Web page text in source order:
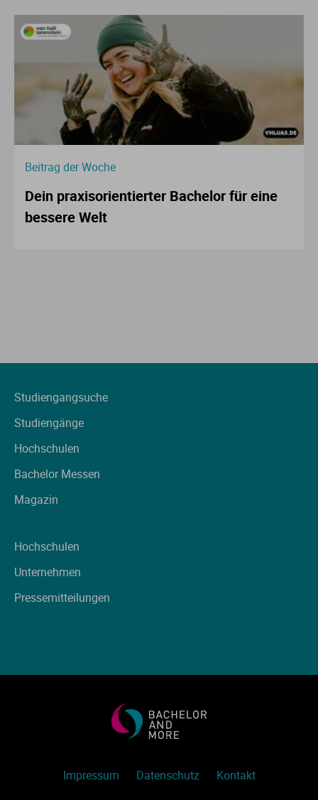
Beitrag der Woche
Dein praxisorientierter Bachelor für eine
bessere Welt
Studiengangsuche
Studiengänge
Hochschulen
Bachelor Messen
Magazin
Hochschulen
Unternehmen
Pressemitteilungen
Impressum Datenschutz Kontakt